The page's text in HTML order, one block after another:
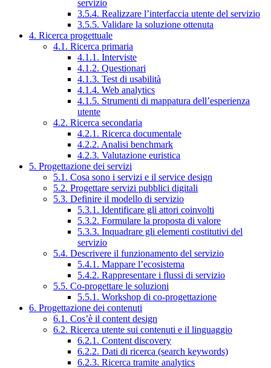
servizio
3.5.4. Realizzare l’interfaccia utente del servizio
3.5.5. Validare la soluzione ottenuta
4. Ricerca progettuale
4.1. Ricerca primaria
4.1.1. Interviste
4.1.2. Questionari
4.1.3. Test di usabilità
4.1.4. Web analytics
4.1.5. Strumenti di mappatura dell’esperienza
utente
4.2. Ricerca secondaria
4.2.1. Ricerca documentale
4.2.2. Analisi benchmark
4.2.3. Valutazione euristica
5. Progettazione dei servizi
5.1. Cosa sono i servizi e il service design
5.2. Progettare servizi pubblici digitali
5.3. Definire il modello di servizio
5.3.1. Identificare gli attori coinvolti
5.3.2. Formulare la proposta di valore
5.3.3. Inquadrare gli elementi costitutivi del
servizio
5.4. Descrivere il funzionamento del servizio
5.4.1. Mappare l’ecosistema
5.4.2. Rappresentare i flussi di servizio
5.5. Co-progettare le soluzioni
5.5.1. Workshop di co-progettazione
6. Progettazione dei contenuti
6.1. Cos’è il content design
6.2. Ricerca utente sui contenuti e il linguaggio
6.2.1. Content discovery
6.2.2. Dati di ricerca (search keywords)
6.2.3. Ricerca tramite analytics